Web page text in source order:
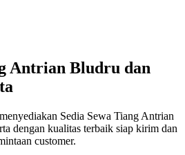
Antrian Bludru dan
Sedia Sewa Tiang Antrian
dengan kualitas terbaik siap kirim dan
customer.